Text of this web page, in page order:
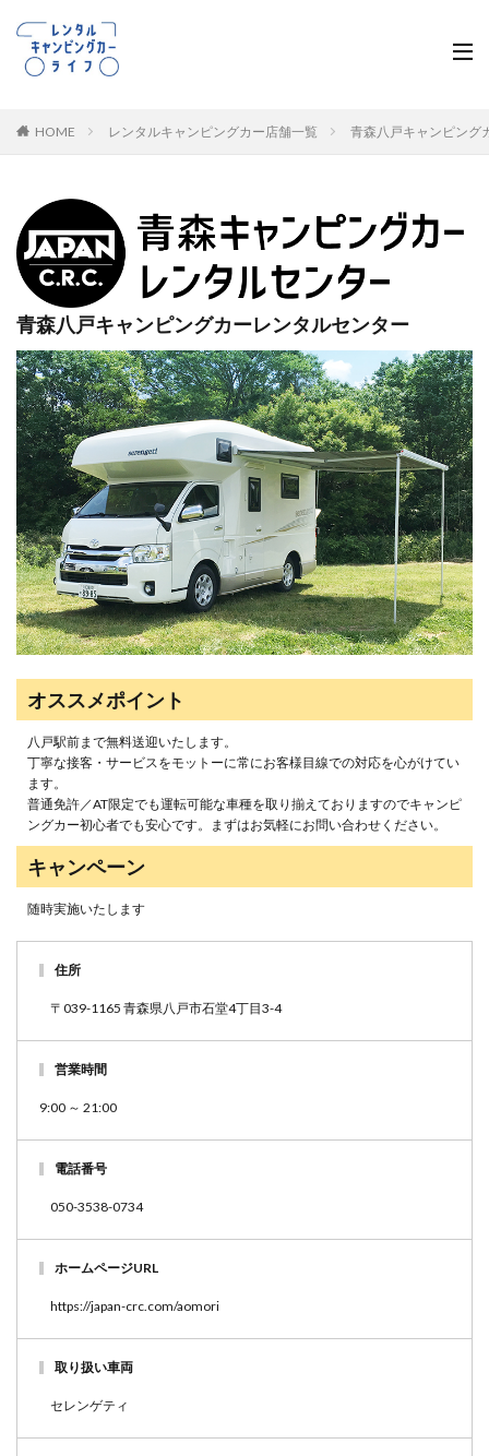
HOME レンタルキャンピングカー店舗一覧 青森八戸キャンピング
青森八戸キャンピングカーレンタルセンター
オススメポイント
八戸駅前まで無料送迎いたします。
丁寧な接客・サービスをモットーに常にお客様目線での対応を心がけてい
ます。
普通免許／AT限定でも運転可能な車種を取り揃えておりますのでキャンピ
ングカー初心者でも安心です。まずはお気軽にお問い合わせください。
キャンペーン
随時実施いたします
住所
〒039-1165 青森県八戸市石堂4丁目3-4
営業時間
9:00 ～ 21:00
電話番号
050-3538-0734
ホームページURL
https://japan-crc.com/aomori
取り扱い車両
セレンゲティ